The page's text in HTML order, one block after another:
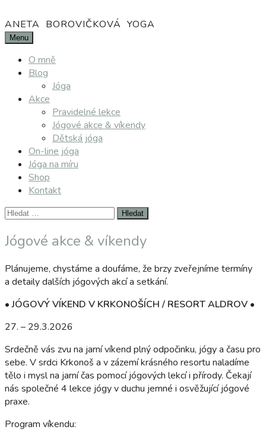
k
obsahu
ANETA BOROVIČKOVÁ YOGA
Menu
O mně
Blog
Jóga
Akce
Pravidelné lekce
Jógové akce & víkendy
Dětská jóga
On-line jóga
Jóga na míru
Shop
Kontakt
Vyhledávání
Jógové akce & víkendy
Plánujeme, chystáme a doufáme, že brzy zveřejníme termíny
a detaily dalších jógových akcí a setkání.
• JÓGOVÝ VÍKEND V KRKONOŠÍCH / RESORT ALDROV •
27. – 29.3.2026
Srdečně vás zvu na jarní víkend plný odpočinku, jógy a času pro
sebe. V srdci Krkonoš a v zázemí krásného resortu naladíme
tělo i mysl na jarní čas pomocí jógových lekcí i přírody. Čekají
nás společné 4 lekce jógy v duchu jemné i osvěžující jógové
praxe.
Program víkendu: